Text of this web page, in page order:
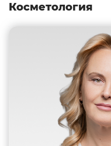
Косметология